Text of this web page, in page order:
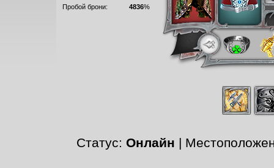
Пробой брони:
4836%
Статус: Онлайн |